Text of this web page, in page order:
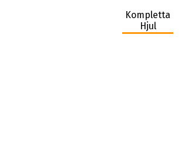
Kompletta
Hjul